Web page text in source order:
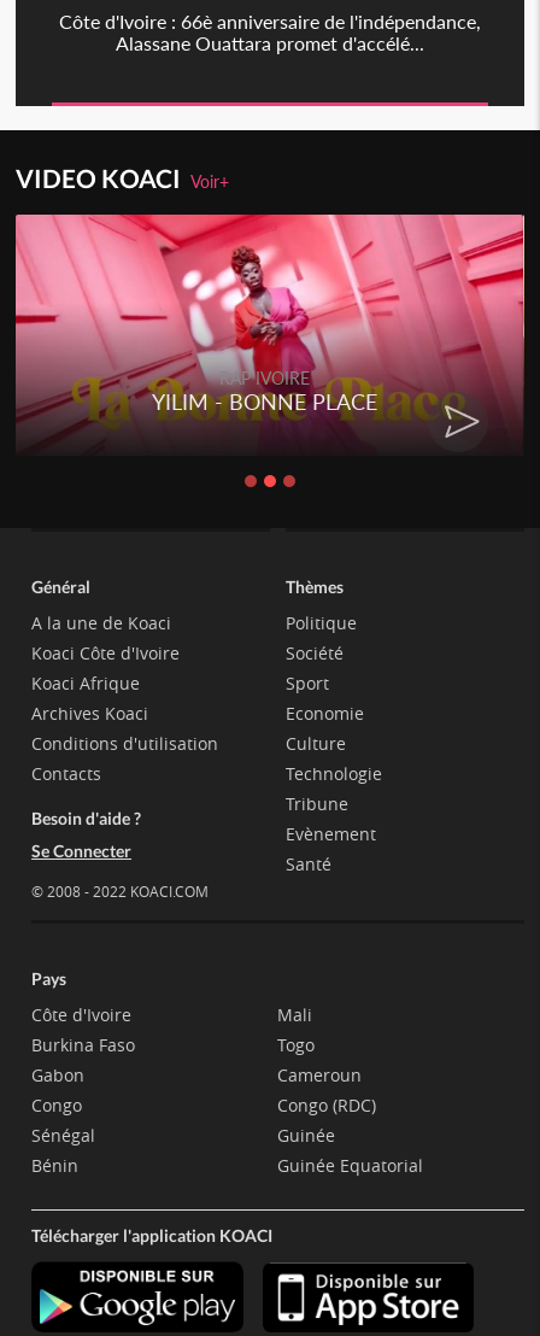
Côte d'Ivoire : 66è anniversaire de l'indépendance,
Alassane Ouattara promet d'accélé...
VIDEO KOACIVoir+
RAP IVOIRE
YILIM - BONNE PLACE
Général
A la une de Koaci
Koaci Côte d'Ivoire
Koaci Afrique
Archives Koaci
Conditions d'utilisation
Contacts
Besoin d'aide ?
Se Connecter
© 2008 - 2022 KOACI.COM
Thèmes
Politique
Société
Sport
Economie
Culture
Technologie
Tribune
Evènement
Santé
Pays
Côte d'Ivoire
Burkina Faso
Gabon
Congo
Sénégal
Bénin
Mali
Togo
Cameroun
Congo (RDC)
Guinée
Guinée Equatorial
Télécharger l'application KOACI